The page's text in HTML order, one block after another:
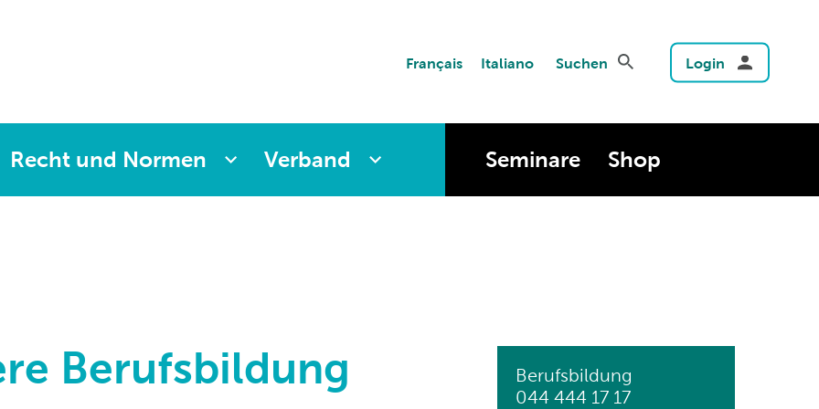
Français Italiano Suchen Login
Recht und Normen Verband Seminare Shop
Berufsbildung
Berufsbildung
044 444 17 17